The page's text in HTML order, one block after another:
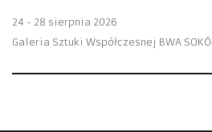
24 - 28 sierpnia 2026
Galeria Sztuki Współczesnej BWA